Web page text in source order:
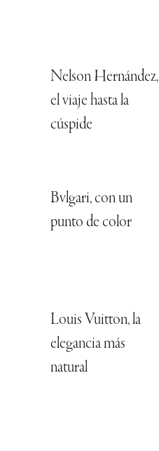
Nelson Hernández,
el viaje hasta la
cúspide
Bvlgari, con un
punto de color
Louis Vuitton, la
elegancia más
natural